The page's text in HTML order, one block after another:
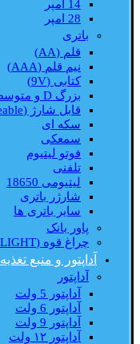
14 امپر
28 امپر
باتری
قلم (AA)
نیم قلم (AAA)
کتابی (9V)
بزرگ D و متوسط C
قابل شارژ (Rechargeable)
سکه ای
سمعکی
فوتو لیتیوم
تلفنی
لیتیومی 18650
شارژر باتری
سایر باتری ها
پاور بانک
چراغ قوه (FLASH LIGHT)
آداپتور و منبع تغذیه
آداپتور
آداپتور 5 ولت
آداپتور 6 ولت
آداپتور 9 ولت
آداپتور ۱۲ ولت